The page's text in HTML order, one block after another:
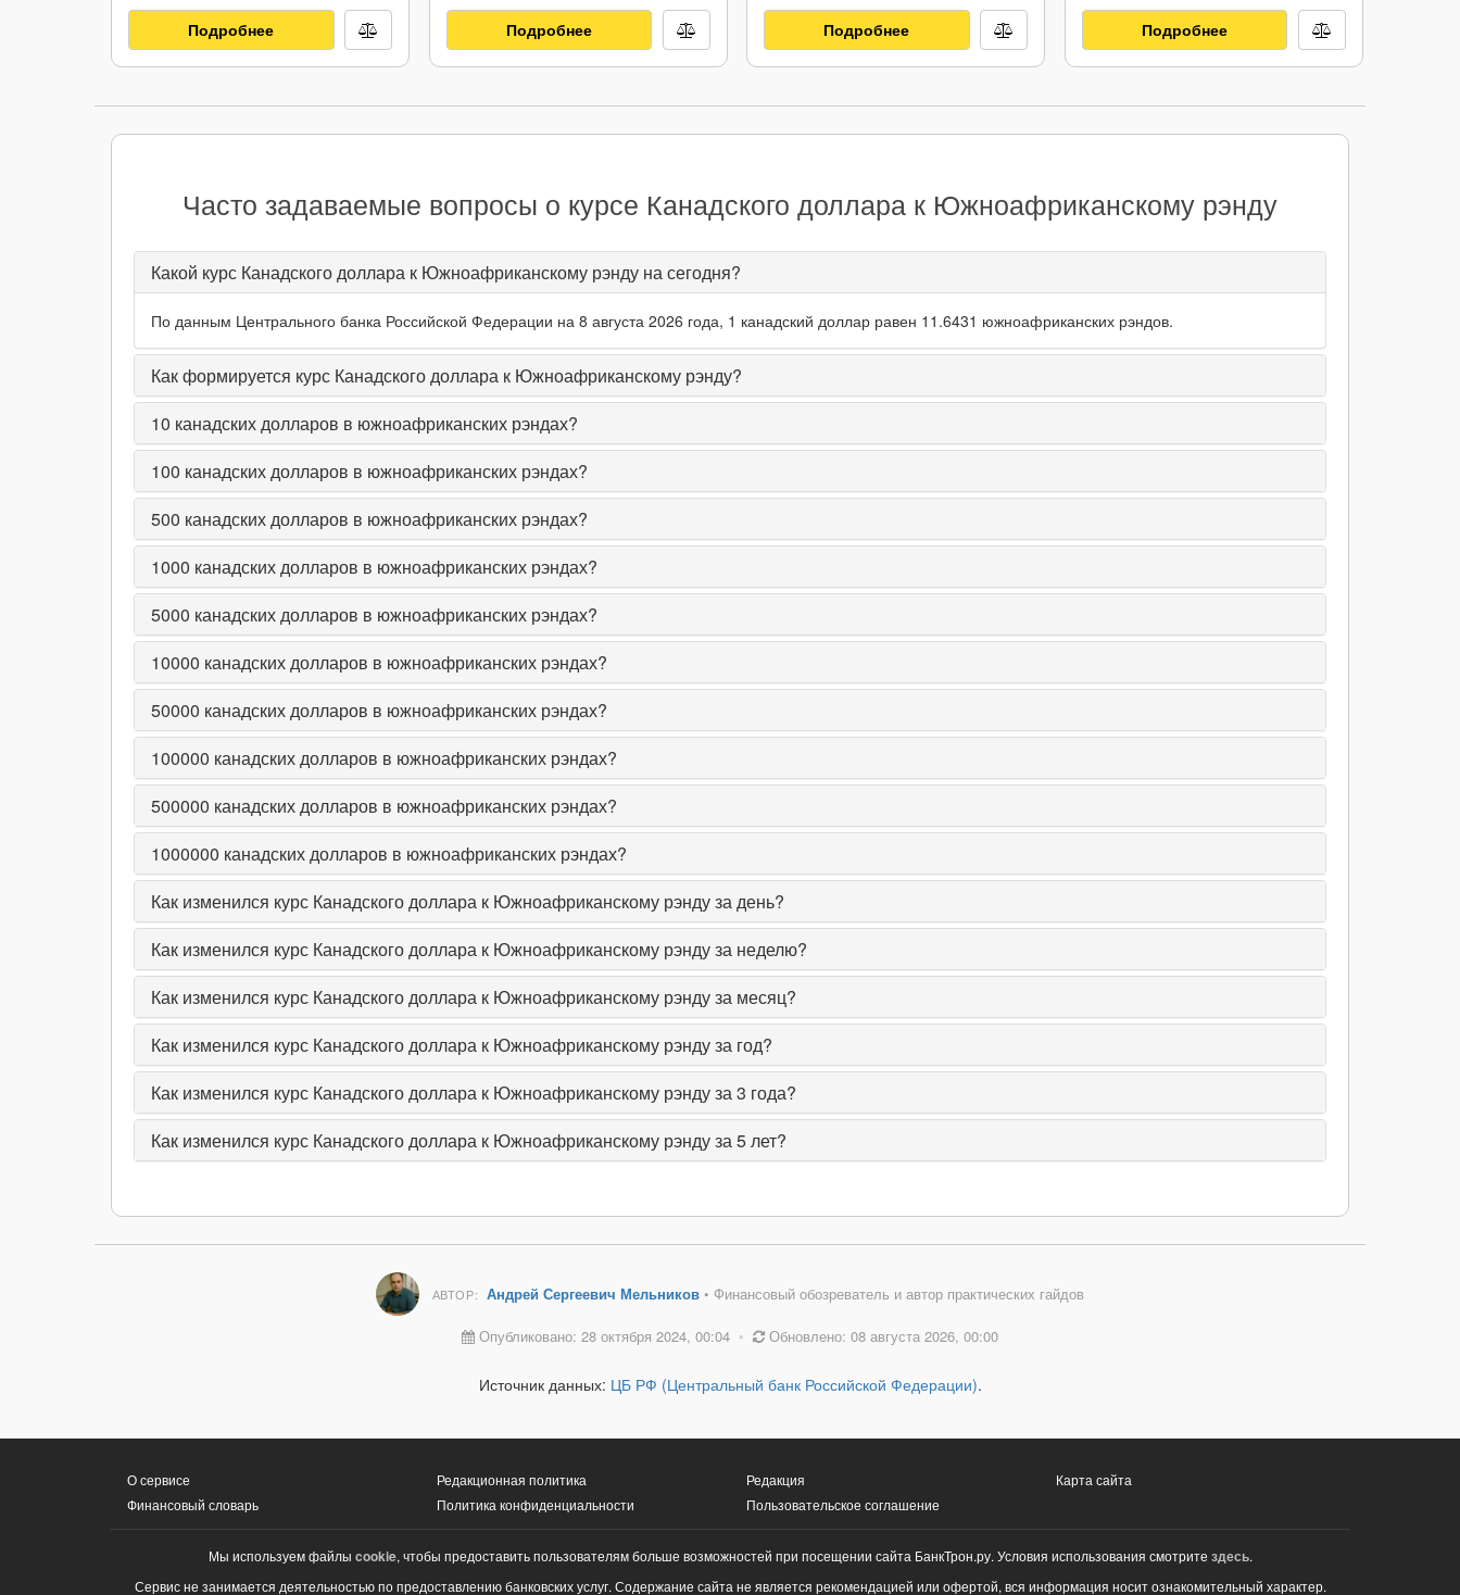
Подробнее
Подробнее
Подробнее
Подробнее
Часто задаваемые вопросы о курсе Канадского доллара к Южноафриканскому рэнду
Какой курс Канадского доллара к Южноафриканскому рэнду на сегодня?
По данным Центрального банка Российской Федерации на 8 августа 2026 года, 1 канадский доллар равен 11.6431 южноафриканских рэндов.
Как формируется курс Канадского доллара к Южноафриканскому рэнду?
10 канадских долларов в южноафриканских рэндах?
100 канадских долларов в южноафриканских рэндах?
500 канадских долларов в южноафриканских рэндах?
1000 канадских долларов в южноафриканских рэндах?
5000 канадских долларов в южноафриканских рэндах?
10000 канадских долларов в южноафриканских рэндах?
50000 канадских долларов в южноафриканских рэндах?
100000 канадских долларов в южноафриканских рэндах?
500000 канадских долларов в южноафриканских рэндах?
1000000 канадских долларов в южноафриканских рэндах?
Как изменился курс Канадского доллара к Южноафриканскому рэнду за день?
Как изменился курс Канадского доллара к Южноафриканскому рэнду за неделю?
Как изменился курс Канадского доллара к Южноафриканскому рэнду за месяц?
Как изменился курс Канадского доллара к Южноафриканскому рэнду за год?
Как изменился курс Канадского доллара к Южноафриканскому рэнду за 3 года?
Как изменился курс Канадского доллара к Южноафриканскому рэнду за 5 лет?
АВТОР: Андрей Сергеевич Мельников• Финансовый обозреватель и автор практических гайдов
Опубликовано: 28 октября 2024, 00:04 • Обновлено: 08 августа 2026, 00:00
Источник данных: ЦБ РФ (Центральный банк Российской Федерации).
О сервисе
Финансовый словарь
Редакционная политика
Политика конфиденциальности
Редакция
Пользовательское соглашение
Карта сайта
Мы используем файлы cookie, чтобы предоставить пользователям больше возможностей при посещении сайта БанкТрон.ру. Условия использования смотрите здесь.
Сервис не занимается деятельностью по предоставлению банковских услуг. Содержание сайта не является рекомендацией или офертой, вся информация носит ознакомительный характер.